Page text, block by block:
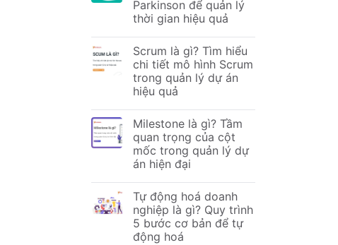
Parkinson để quản lý
thời gian hiệu quả
Scrum là gì? Tìm hiểu
chi tiết mô hình Scrum
trong quản lý dự án
hiệu quả
Milestone là gì? Tầm
quan trọng của cột
mốc trong quản lý dự
án hiện đại
Tự động hoá doanh
nghiệp là gì? Quy trình
5 bước cơ bản để tự
động hoá